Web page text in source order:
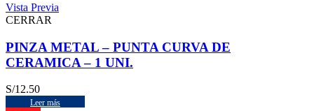
Vista Previa
CERRAR
PINZA METAL – PUNTA CURVA DE
CERAMICA – 1 UNI.
S/12.50
Leer más